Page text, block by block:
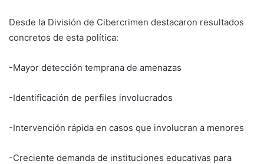
Desde la División de Cibercrimen destacaron resultados
concretos de esta política:
-Mayor detección temprana de amenazas
-Identificación de perfiles involucrados
-Intervención rápida en casos que involucran a menores
-Creciente demanda de instituciones educativas para